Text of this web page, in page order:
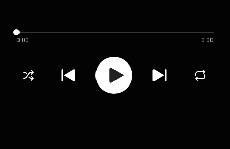
0:00 0:00